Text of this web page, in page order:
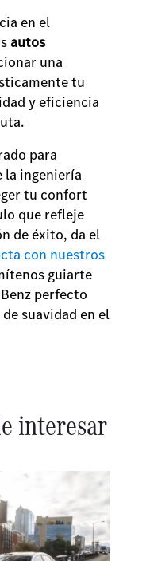
en el
autos
una
tu
y eficiencia
para
la ingeniería
tu confort
que refleje
de éxito, da el
con nuestros
guiarte
perfecto
suavidad en el
interesar